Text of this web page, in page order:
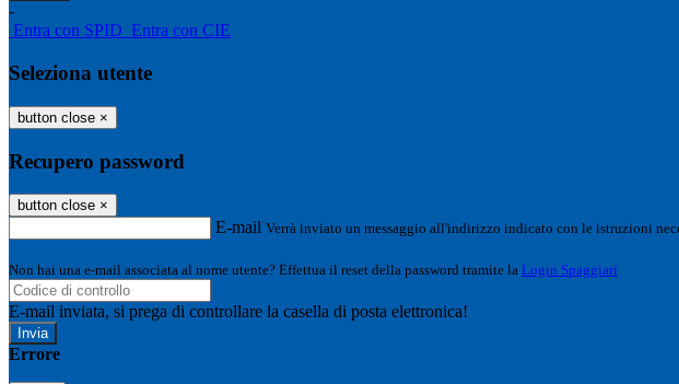
-
Entra con SPID Entra con CIE
Seleziona utente
button close ×
Recupero password
button close ×
E-mail Verrà inviato un messaggio all'indirizzo indicato con le istruzioni
Non hai una e-mail associata al nome utente? Effettua il reset della password tramite la Login Spaggiari
E-mail inviata, si prega di controllare la casella di posta elettronica!
Errore